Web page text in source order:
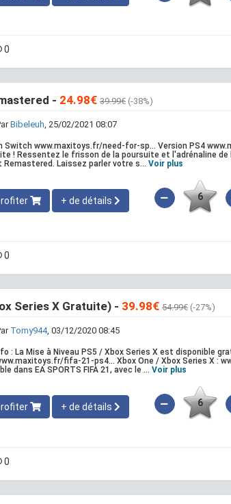
0
- 24.98€ 39.99€ (-38%)
Bibeleuh , 25/02/2021 08:07
Switch www.maxitoys.fr/need-for-sp... Version PS4
! Ressentez le frisson de la poursuite et l'adrénaline de
Remastered. Laissez parler votre s...Voir plus
+ de détails 6
0
Series X Gratuite) - 39.98€ 54.99€ (-27%)
Tomy944, 03/12/2020 08:45
: La Mise à Niveau PS5 / Xbox Series X est disponible
fifa-21-ps4... Xbox One / Xbox Series X :
dans EA SPORTS FIFA 21, avec le ...Voir plus
+ de détails 6
0